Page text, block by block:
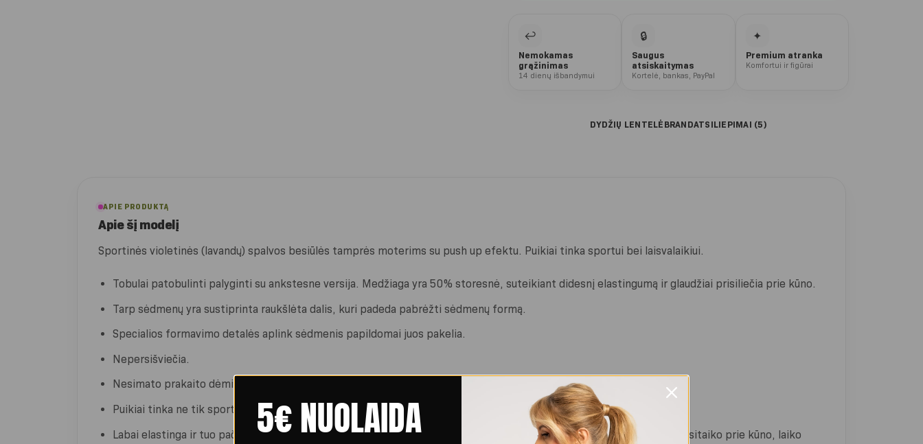
↩
Nemokamas
grąžinimas
14 dienų išbandymui
🔒
Saugus
atsiskaitymas
Kortelė, bankas, PayPal
✦
Premium atranka
Komfortui ir figūrai
DYDŽIŲ LENTELĖ BRANDATSILIEPIMAI (5)
APIE PRODUKTĄ
Apie šį modelį
Sportinės violetinės (lavandų) spalvos besiūlės tamprės moterims su push up efektu. Puikiai tinka sportui bei laisvalaikiui.
Tobulai patobulinti palyginti su ankstesne versija. Medžiaga yra 50% storesnė, suteikiant didesnį elastingumą ir glaudžiai prisiliečia prie kūno.
Tarp sėdmenų yra sustiprinta raukšlėta dalis, kuri padeda pabrėžti sėdmenų formą.
Specialios formavimo detalės aplink sėdmenis papildomai juos pakelia.
Nepersišviečia.
Nesimato prakaito dėmių net per pačias sunkiausias treniruotes.
Puikiai tinka ne tik sportui, bet ir kasdieniam naudojimui, laisvalaikiui.
Labai elastinga ir tuo pačiu formuojanti liemens guma. Šiek tiek žemesnis juosmo nei ankstesnio modelio. Puikiai prisitaiko prie kūno, laiko
5€ NUOLAIDA